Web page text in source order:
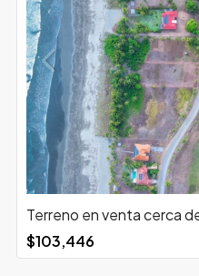
Terreno en venta cerca
$103,446